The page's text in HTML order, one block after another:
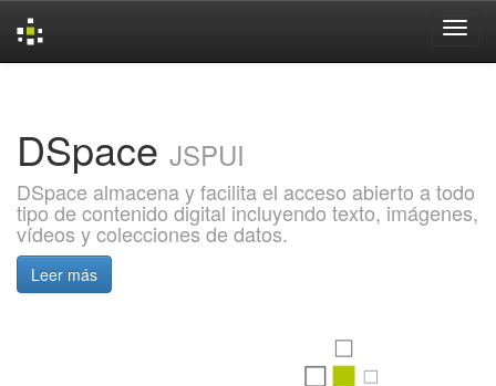
DSpace JSPUI
DSpace almacena y facilita el acceso abierto a todo
tipo de contenido digital incluyendo texto, imágenes,
vídeos y colecciones de datos.
Leer más